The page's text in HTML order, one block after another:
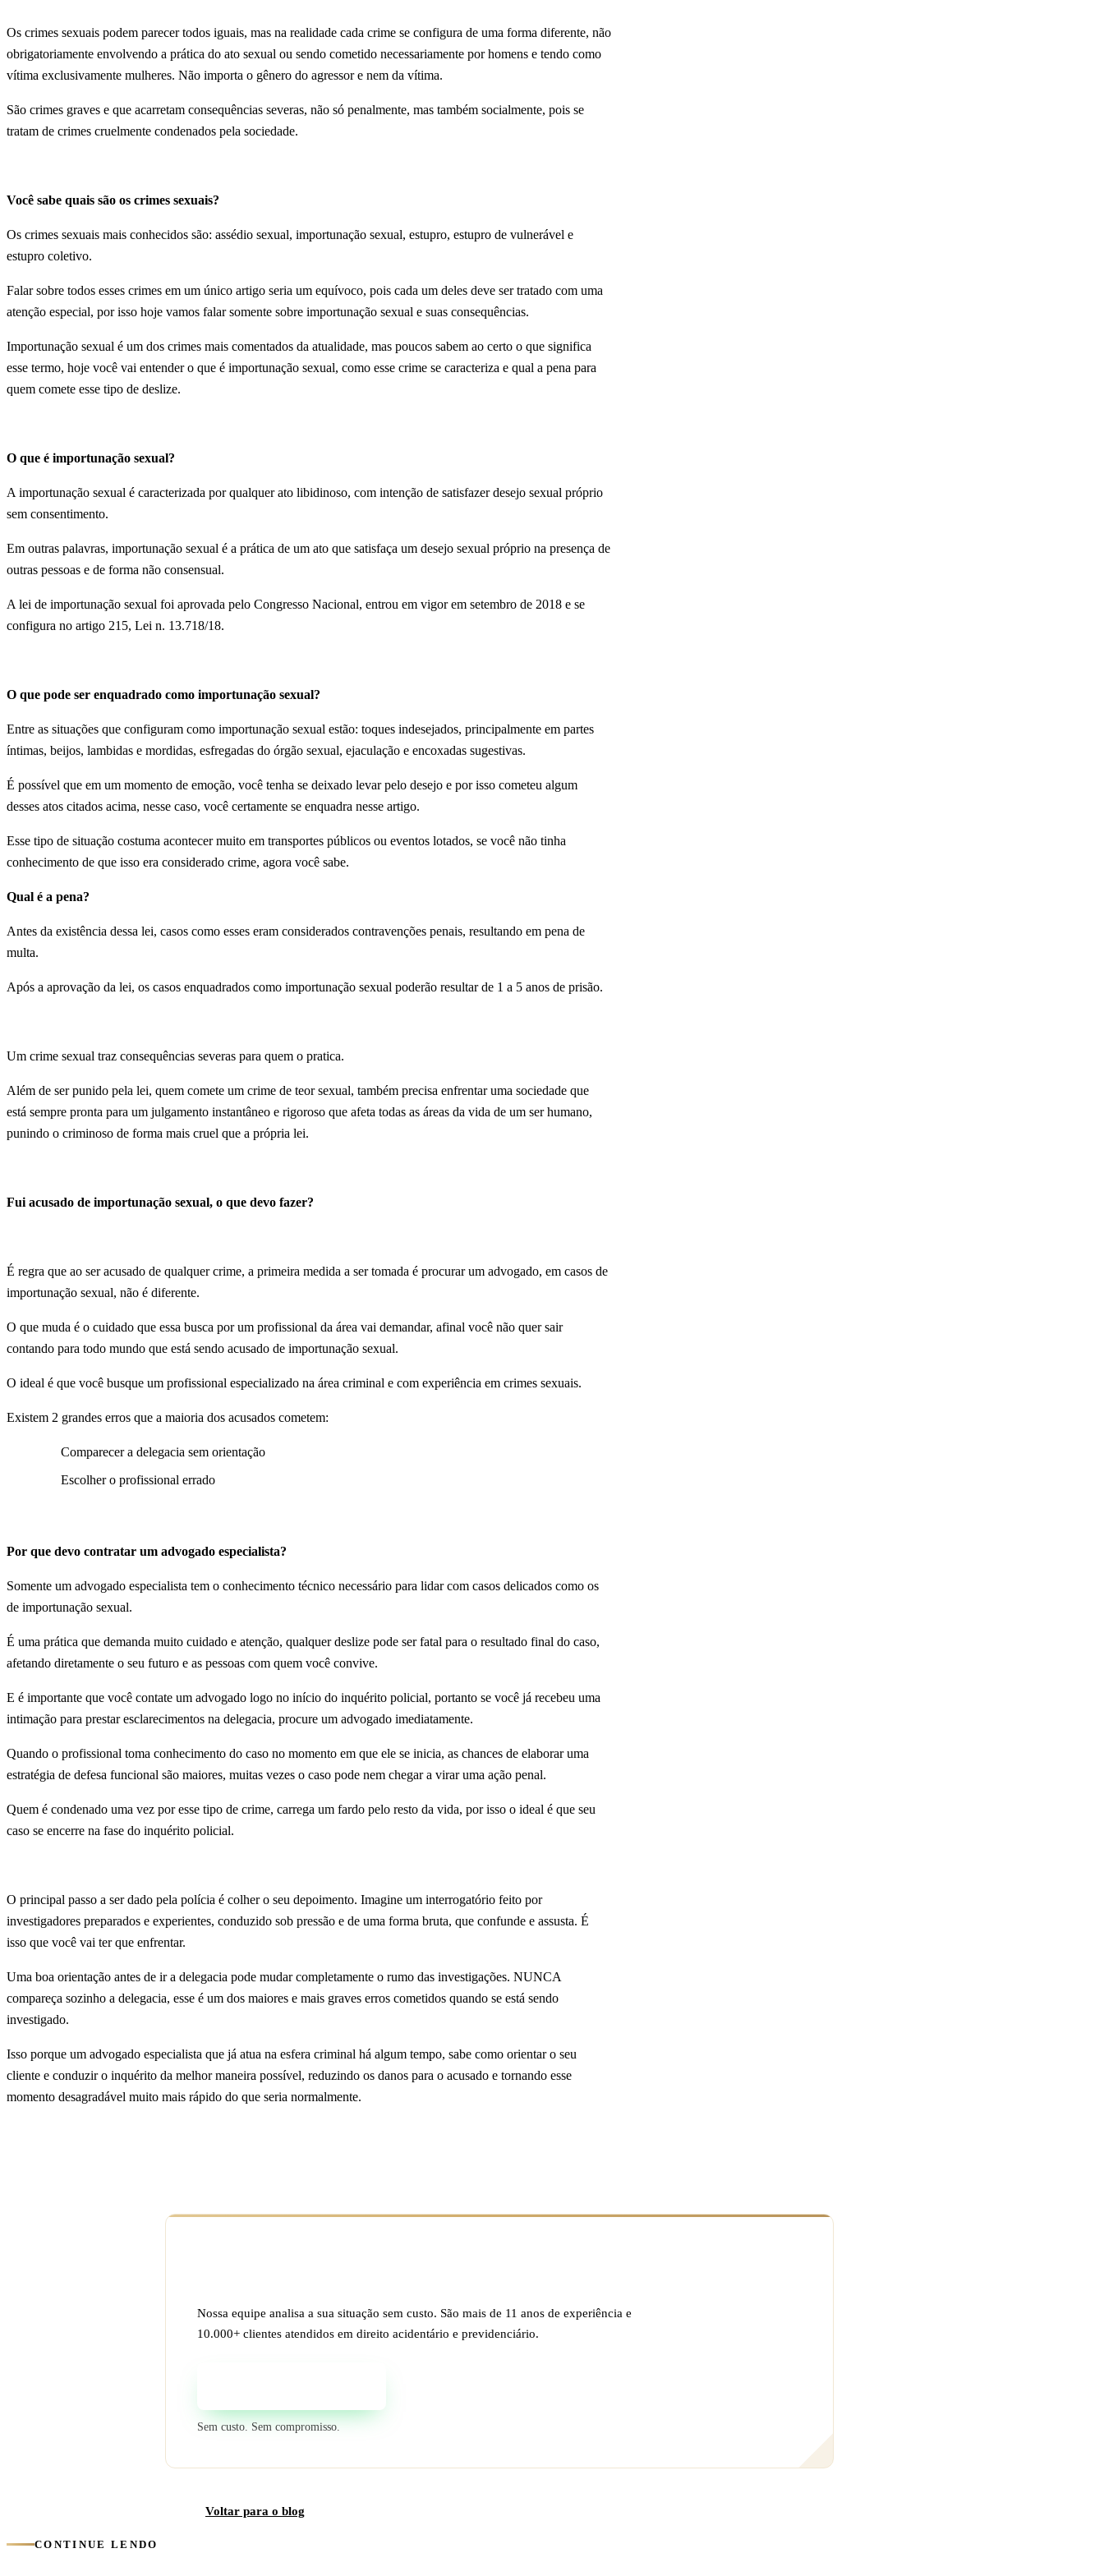
Os crimes sexuais podem parecer todos iguais, mas na realidade cada crime se configura de uma forma diferente, não
obrigatoriamente envolvendo a prática do ato sexual ou sendo cometido necessariamente por homens e tendo como
vítima exclusivamente mulheres. Não importa o gênero do agressor e nem da vítima.
São crimes graves e que acarretam consequências severas, não só penalmente, mas também socialmente, pois se
tratam de crimes cruelmente condenados pela sociedade.
Você sabe quais são os crimes sexuais?
Os crimes sexuais mais conhecidos são: assédio sexual, importunação sexual, estupro, estupro de vulnerável e
estupro coletivo.
Falar sobre todos esses crimes em um único artigo seria um equívoco, pois cada um deles deve ser tratado com uma
atenção especial, por isso hoje vamos falar somente sobre importunação sexual e suas consequências.
Importunação sexual é um dos crimes mais comentados da atualidade, mas poucos sabem ao certo o que significa
esse termo, hoje você vai entender o que é importunação sexual, como esse crime se caracteriza e qual a pena para
quem comete esse tipo de deslize.
O que é importunação sexual?
A importunação sexual é caracterizada por qualquer ato libidinoso, com intenção de satisfazer desejo sexual próprio
sem consentimento.
Em outras palavras, importunação sexual é a prática de um ato que satisfaça um desejo sexual próprio na presença de
outras pessoas e de forma não consensual.
A lei de importunação sexual foi aprovada pelo Congresso Nacional, entrou em vigor em setembro de 2018 e se
configura no artigo 215, Lei n. 13.718/18.
O que pode ser enquadrado como importunação sexual?
Entre as situações que configuram como importunação sexual estão: toques indesejados, principalmente em partes
íntimas, beijos, lambidas e mordidas, esfregadas do órgão sexual, ejaculação e encoxadas sugestivas.
É possível que em um momento de emoção, você tenha se deixado levar pelo desejo e por isso cometeu algum
desses atos citados acima, nesse caso, você certamente se enquadra nesse artigo.
Esse tipo de situação costuma acontecer muito em transportes públicos ou eventos lotados, se você não tinha
conhecimento de que isso era considerado crime, agora você sabe.
Qual é a pena?
Antes da existência dessa lei, casos como esses eram considerados contravenções penais, resultando em pena de
multa.
Após a aprovação da lei, os casos enquadrados como importunação sexual poderão resultar de 1 a 5 anos de prisão.
Um crime sexual traz consequências severas para quem o pratica.
Além de ser punido pela lei, quem comete um crime de teor sexual, também precisa enfrentar uma sociedade que
está sempre pronta para um julgamento instantâneo e rigoroso que afeta todas as áreas da vida de um ser humano,
punindo o criminoso de forma mais cruel que a própria lei.
Fui acusado de importunação sexual, o que devo fazer?
É regra que ao ser acusado de qualquer crime, a primeira medida a ser tomada é procurar um advogado, em casos de
importunação sexual, não é diferente.
O que muda é o cuidado que essa busca por um profissional da área vai demandar, afinal você não quer sair
contando para todo mundo que está sendo acusado de importunação sexual.
O ideal é que você busque um profissional especializado na área criminal e com experiência em crimes sexuais.
Existem 2 grandes erros que a maioria dos acusados cometem:
Comparecer a delegacia sem orientação
Escolher o profissional errado
Por que devo contratar um advogado especialista?
Somente um advogado especialista tem o conhecimento técnico necessário para lidar com casos delicados como os
de importunação sexual.
É uma prática que demanda muito cuidado e atenção, qualquer deslize pode ser fatal para o resultado final do caso,
afetando diretamente o seu futuro e as pessoas com quem você convive.
E é importante que você contate um advogado logo no início do inquérito policial, portanto se você já recebeu uma
intimação para prestar esclarecimentos na delegacia, procure um advogado imediatamente.
Quando o profissional toma conhecimento do caso no momento em que ele se inicia, as chances de elaborar uma
estratégia de defesa funcional são maiores, muitas vezes o caso pode nem chegar a virar uma ação penal.
Quem é condenado uma vez por esse tipo de crime, carrega um fardo pelo resto da vida, por isso o ideal é que seu
caso se encerre na fase do inquérito policial.
O principal passo a ser dado pela polícia é colher o seu depoimento. Imagine um interrogatório feito por
investigadores preparados e experientes, conduzido sob pressão e de uma forma bruta, que confunde e assusta. É
isso que você vai ter que enfrentar.
Uma boa orientação antes de ir a delegacia pode mudar completamente o rumo das investigações. NUNCA
compareça sozinho a delegacia, esse é um dos maiores e mais graves erros cometidos quando se está sendo
investigado.
Isso porque um advogado especialista que já atua na esfera criminal há algum tempo, sabe como orientar o seu
cliente e conduzir o inquérito da melhor maneira possível, reduzindo os danos para o acusado e tornando esse
momento desagradável muito mais rápido do que seria normalmente.
Nossa equipe analisa a sua situação sem custo. São mais de 11 anos de experiência e
10.000+ clientes atendidos em direito acidentário e previdenciário.
Sem custo. Sem compromisso.
Voltar para o blog
CONTINUE LENDO